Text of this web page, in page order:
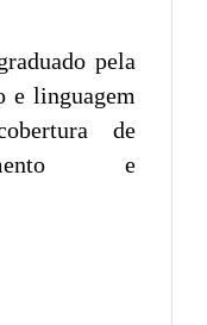
pela
e linguagem
de
e